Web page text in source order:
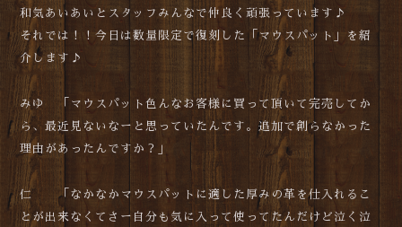
和気あいあいとスタッフみんなで仲良く頑張っています♪
それでは！！今日は数量限定で復刻した「マウスパット」を紹
介します♪
みゆ 「マウスパット色んなお客様に買って頂いて完売してか
ら、最近見ないなーと思っていたんです。追加で創らなかった
理由があったんですか？」
仁 「なかなかマウスパットに適した厚みの革を仕入れるこ
とが出来なくてさー自分も気に入って使ってたんだけど泣く泣